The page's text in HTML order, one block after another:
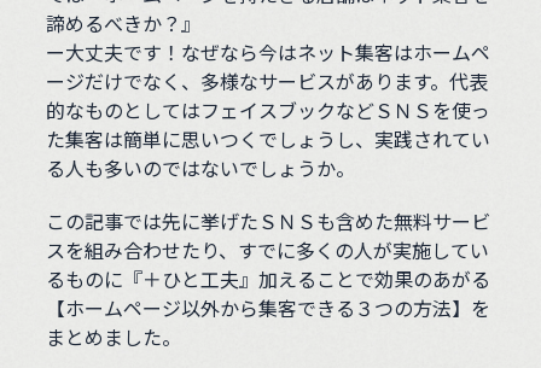
諦めるべきか？』
ー大丈夫です！なぜなら今はネット集客はホームペ
ージだけでなく、多様なサービスがあります。代表
的なものとしてはフェイスブックなどＳＮＳを使っ
た集客は簡単に思いつくでしょうし、実践されてい
る人も多いのではないでしょうか。
この記事では先に挙げたＳＮＳも含めた無料サービ
スを組み合わせたり、すでに多くの人が実施してい
るものに『＋ひと工夫』加えることで効果のあがる
【ホームページ以外から集客できる３つの方法】を
まとめました。